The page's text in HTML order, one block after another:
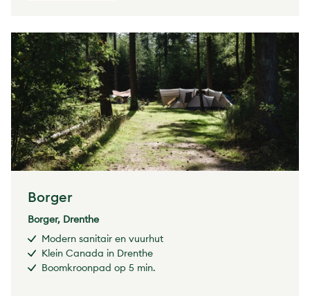
Borger
Borger, Drenthe
Modern sanitair en vuurhut
Klein Canada in Drenthe
Boomkroonpad op 5 min.